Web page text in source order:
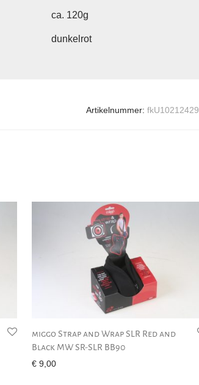
ca. 120g
dunkelrot
Artikelnummer: fkU10212429
miggo Strap and Wrap SLR Red and
Black MW SR-SLR BB90
€ 9,00